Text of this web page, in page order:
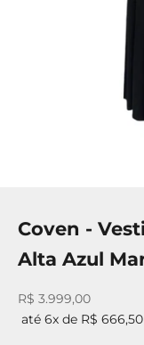
Coven -
Alta Azul
Preço promocional
R$ 3.999,00
até 6x de R$